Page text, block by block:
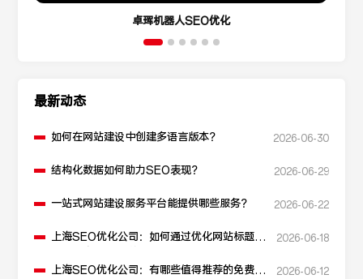
卓珲机器人SEO优化
最新动态
如何在网站建设中创建多语言版本？ 2026-06-30
结构化数据如何助力SEO表现？ 2026-06-29
一站式网站建设服务平台能提供哪些服务？ 2026-06-22
上海SEO优化公司：如何通过优化网站标题提
2026-06-18
上海SEO优化公司：有哪些值得推荐的免费
2026-06-12